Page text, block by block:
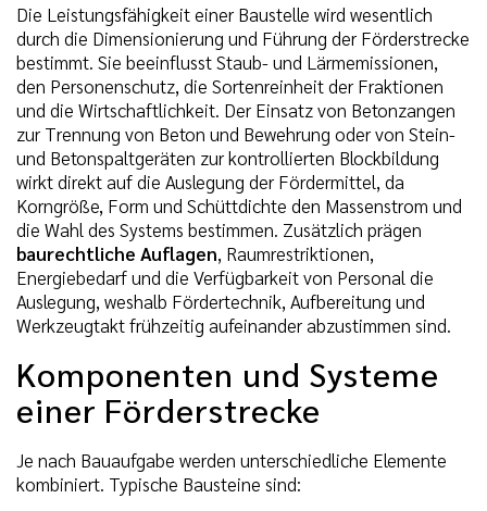
Die Leistungsfähigkeit einer Baustelle wird wesentlich
durch die Dimensionierung und Führung der Förderstrecke
bestimmt. Sie beeinflusst Staub- und Lärmemissionen,
den Personenschutz, die Sortenreinheit der Fraktionen
und die Wirtschaftlichkeit. Der Einsatz von Betonzangen
zur Trennung von Beton und Bewehrung oder von Stein-
und Betonspaltgeräten zur kontrollierten Blockbildung
wirkt direkt auf die Auslegung der Fördermittel, da
Korngröße, Form und Schüttdichte den Massenstrom und
die Wahl des Systems bestimmen. Zusätzlich prägen
baurechtliche Auflagen, Raumrestriktionen,
Energiebedarf und die Verfügbarkeit von Personal die
Auslegung, weshalb Fördertechnik, Aufbereitung und
Werkzeugtakt frühzeitig aufeinander abzustimmen sind.
Komponenten und Systeme
einer Förderstrecke
Je nach Bauaufgabe werden unterschiedliche Elemente
kombiniert. Typische Bausteine sind: